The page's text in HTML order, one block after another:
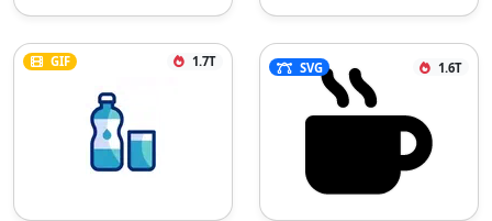
GIF 1.7T SVG 1.6T